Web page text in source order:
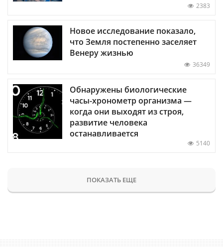
2383
Новое исследование показало,
что Земля постепенно заселяет
Венеру жизнью
36349
Обнаружены биологические
часы-хронометр организма —
когда они выходят из строя,
развитие человека
останавливается
5140
ПОКАЗАТЬ ЕЩЕ